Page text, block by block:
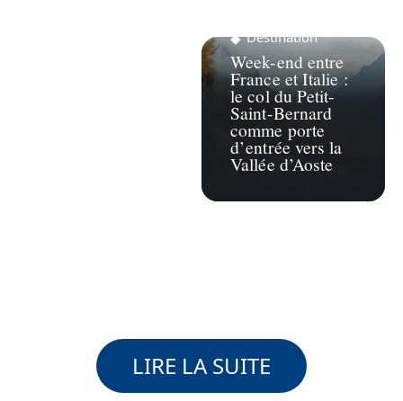
Destination
Week-end entre
France et Italie :
le col du Petit-
Saint-Bernard
comme porte
d’entrée vers la
Vallée d’Aoste
LIRE LA SUITE